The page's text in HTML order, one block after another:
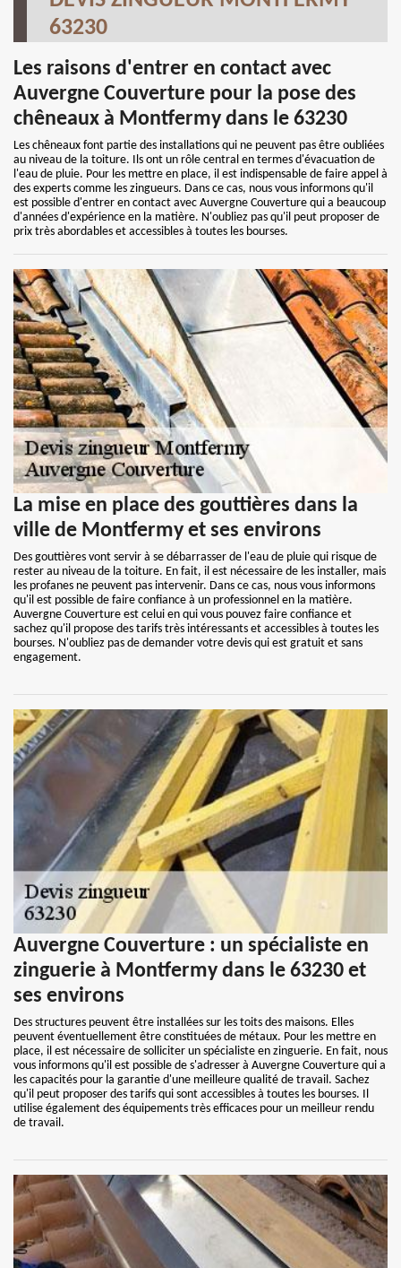
63230
Les raisons d'entrer en contact avec
Auvergne Couverture pour la pose des
chêneaux à Montfermy dans le 63230
Les chêneaux font partie des installations qui ne peuvent pas être oubliées
au niveau de la toiture. Ils ont un rôle central en termes d'évacuation de
l'eau de pluie. Pour les mettre en place, il est indispensable de faire appel à
des experts comme les zingueurs. Dans ce cas, nous vous informons qu'il
est possible d'entrer en contact avec Auvergne Couverture qui a beaucoup
d'années d'expérience en la matière. N'oubliez pas qu'il peut proposer de
prix très abordables et accessibles à toutes les bourses.
La mise en place des gouttières dans la
ville de Montfermy et ses environs
Des gouttières vont servir à se débarrasser de l'eau de pluie qui risque de
rester au niveau de la toiture. En fait, il est nécessaire de les installer, mais
les profanes ne peuvent pas intervenir. Dans ce cas, nous vous informons
qu'il est possible de faire confiance à un professionnel en la matière.
Auvergne Couverture est celui en qui vous pouvez faire confiance et
sachez qu'il propose des tarifs très intéressants et accessibles à toutes les
bourses. N'oubliez pas de demander votre devis qui est gratuit et sans
engagement.
Auvergne Couverture : un spécialiste en
zinguerie à Montfermy dans le 63230 et
ses environs
Des structures peuvent être installées sur les toits des maisons. Elles
peuvent éventuellement être constituées de métaux. Pour les mettre en
place, il est nécessaire de solliciter un spécialiste en zinguerie. En fait, nous
vous informons qu'il est possible de s'adresser à Auvergne Couverture qui a
les capacités pour la garantie d'une meilleure qualité de travail. Sachez
qu'il peut proposer des tarifs qui sont accessibles à toutes les bourses. Il
utilise également des équipements très efficaces pour un meilleur rendu
de travail.